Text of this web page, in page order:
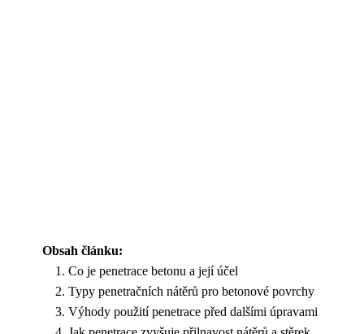
Obsah článku:
Co je penetrace betonu a její účel
Typy penetračních nátěrů pro betonové povrchy
Výhody použití penetrace před dalšími úpravami